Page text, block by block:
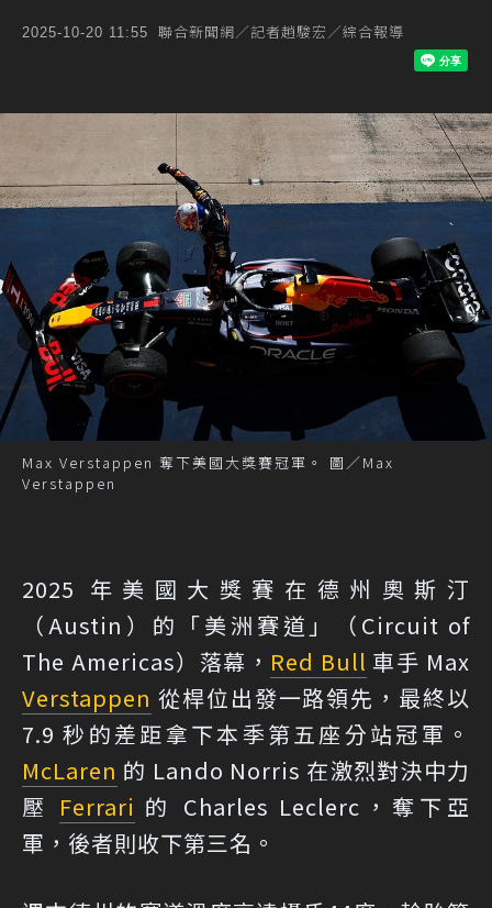
2025-10-20 11:55 聯合新聞網／記者趙駿宏／綜合報導
Max Verstappen 奪下美國大獎賽冠軍。 圖／Max
Verstappen
2025 年美國大獎賽在德州奧斯汀
（Austin）的「美洲賽道」（Circuit of
The Americas）落幕， Red Bull 車手 Max
Verstappen 從桿位出發一路領先，最終以
7.9 秒的差距拿下本季第五座分站冠軍。
McLaren 的 Lando Norris 在激烈對決中力
壓 Ferrari 的 Charles Leclerc，奪下亞
軍，後者則收下第三名。